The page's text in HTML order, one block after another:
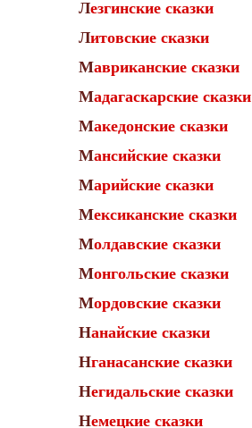
Лезгинские сказки
Литовские сказки
Мавриканские сказки
Мадагаскарские сказки
Македонские сказки
Мансийские сказки
Марийские сказки
Мексиканские сказки
Молдавские сказки
Монгольские сказки
Мордовские сказки
Нанайские сказки
Нганасанские сказки
Негидальские сказки
Немецкие сказки